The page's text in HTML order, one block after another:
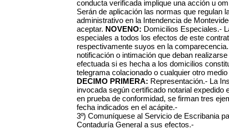
conducta verificada implique una acción u
Serán de aplicación las normas que regulan
administrativo en la Intendencia de
aceptar. NOVENO: Domicilios Especiales.-
especiales a todos los efectos de este
respectivamente suyos en la
notificación o intimación que deban
efectuada si es hecha a los domicilios
telegrama colacionado o cualquier otro
DECIMO PRIMERA: Representación.- La
invocada según certificado notarial expedido
en prueba de conformidad, se firman tres
fecha indicados en el acápite.-
3º) Comuníquese al Servicio de Escribania
Contaduría General a sus efectos.-